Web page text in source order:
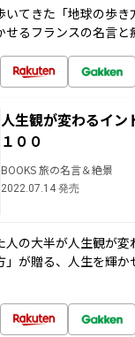
いてきた「地球の歩き
せるフランスの名言と
人生観が変わるイン
１００
BOOKS 旅の名言＆絶景
2022.07.14 発売
人の大半が人生観が変
」が贈る、人生を輝